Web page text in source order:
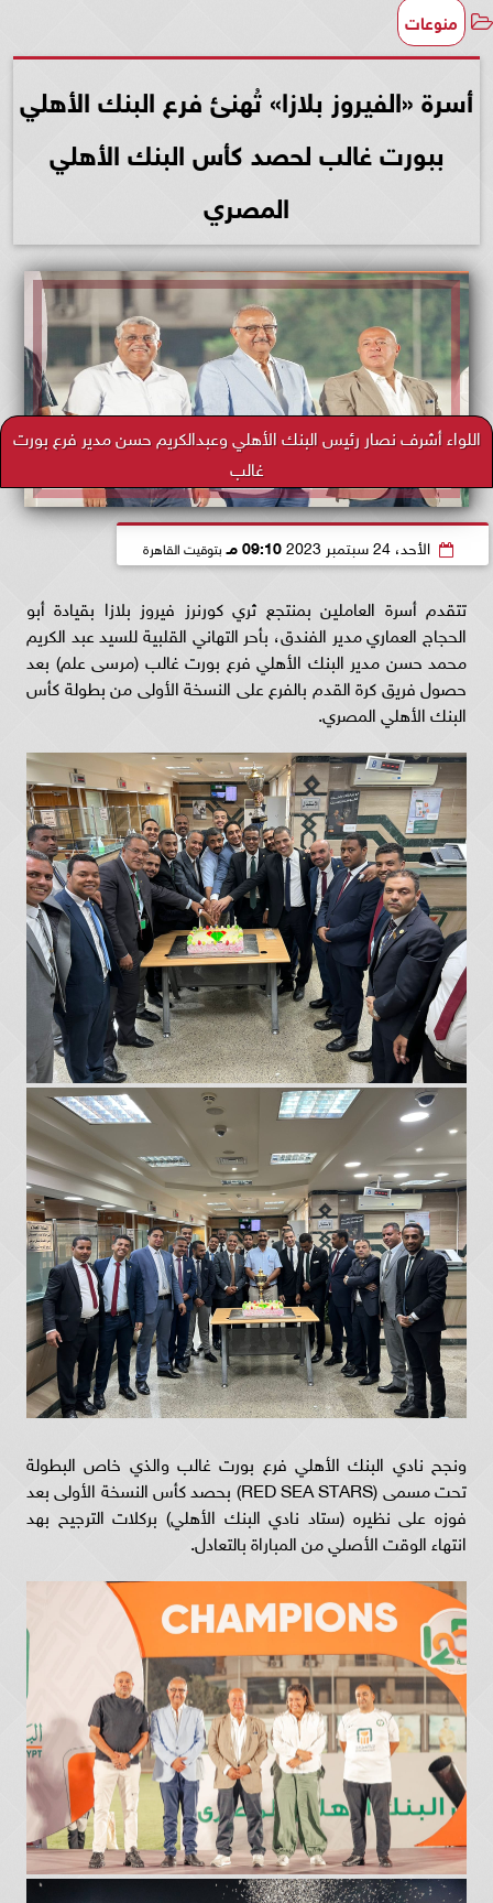
منوعات
أسرة «الفيروز بلازا» تُهنئ فرع البنك الأهلي
ببورت غالب لحصد كأس البنك الأهلي
المصري
اللواء أشرف نصار رئيس البنك الأهلي وعبدالكريم حسن مدير فرع بورت
غالب
الأحد، 24 سبتمبر 2023 09:10 مـ بتوقيت القاهرة
تتقدم أسرة العاملين بمنتجع ثري كورنرز فيروز بلازا بقيادة أبو
الحجاج العماري مدير الفندق، بأحر التهاني القلبية للسيد عبد الكريم
محمد حسن مدير البنك الأهلي فرع بورت غالب (مرسى علم) بعد
حصول فريق كرة القدم بالفرع على النسخة الأولى من بطولة كأس
البنك الأهلي المصري.
ونجح نادي البنك الأهلي فرع بورت غالب والذي خاص البطولة
تحت مسمى (RED SEA STARS) بحصد كأس النسخة الأولى بعد
فوزه على نظيره (ستاد نادي البنك الأهلي) بركلات الترجيح بهد
انتهاء الوقت الأصلي من المباراة بالتعادل.